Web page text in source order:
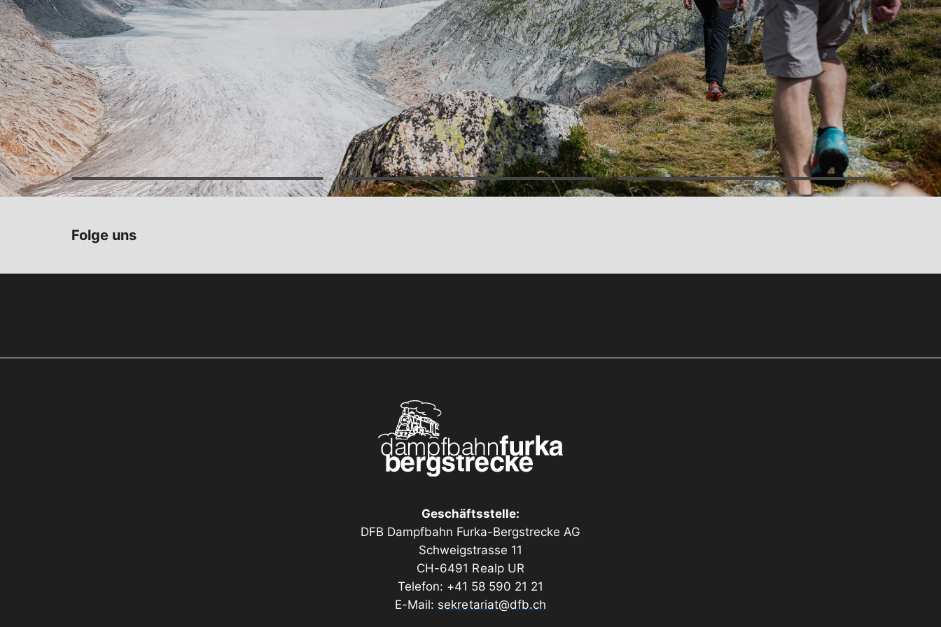
Folge uns
Geschäftsstelle:
DFB Dampfbahn Furka-Bergstrecke AG
Schweigstrasse 11
CH-6491 Realp UR
Telefon: +41 58 590 21 21
E-Mail: sekretariat@dfb.ch